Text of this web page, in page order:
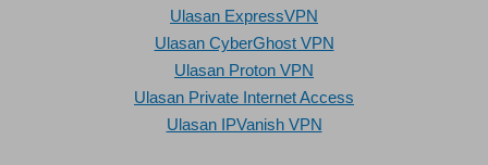
Ulasan ExpressVPN
Ulasan CyberGhost VPN
Ulasan Proton VPN
Ulasan Private Internet Access
Ulasan IPVanish VPN